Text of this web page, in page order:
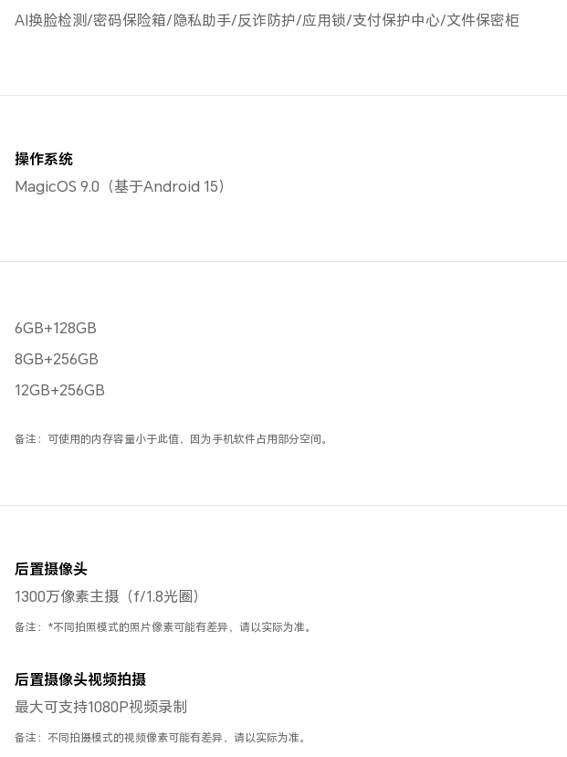
AI换脸检测/密码保险箱/隐私助手/反诈防护/应用锁/支付保护中心/文件保密柜
操作系统
MagicOS 9.0（基于Android 15）
6GB+128GB
8GB+256GB
12GB+256GB
备注：可使用的内存容量小于此值，因为手机软件占用部分空间。
后置摄像头
1300万像素主摄（f/1.8光圈）
备注：*不同拍照模式的照片像素可能有差异，请以实际为准。
后置摄像头视频拍摄
最大可支持1080P视频录制
备注：不同拍摄模式的视频像素可能有差异，请以实际为准。